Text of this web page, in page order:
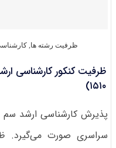
ظرفیت رشته ها,
ظرفیت کنکور کارشناسی
۱۵۱۰)
پذیرش کارشناسی ارشد سم
سراسری صورت می‌گیرد.